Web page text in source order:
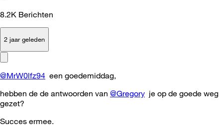
8.2K Berichten
2 jaar geleden
@MrW0lfz94 een goedemiddag,
hebben de de antwoorden van @Gregory je op de goede weg
gezet?
Succes ermee.